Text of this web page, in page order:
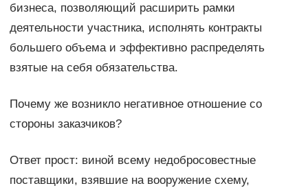
бизнеса, позволяющий расширить рамки
деятельности участника, исполнять контракты
большего объема и эффективно распределять
взятые на себя обязательства.
Почему же возникло негативное отношение со
стороны заказчиков?
Ответ прост: виной всему недобросовестные
поставщики, взявшие на вооружение схему,